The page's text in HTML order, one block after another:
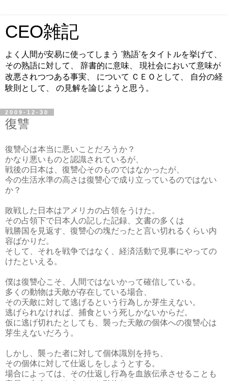
CEO雑記
よく人間が安易に使ってしまう '熟語'をタイトルを挙げて、
その熟語に対して、 辞書的に意味、 現社会において意味が
改悪されつつある事実、 について ＣＥＯとして、 自分の経
験則として、 の見解を論じようと思う。
2009-12-30
復讐
復讐心は本当に悪いことだろうか？
かなり悪いものと認識されているが、
戦後の日本は、復讐心そのものではなかったが、
今の生活水準の高さは復讐心で成り立っているのではない
か？
敗戦した日本はアメリカの占領をうけた。
その占領下で日本人の記した記録、文書の多くは
戦勝国を見返す、復讐心の塊だったと言い切れるくらい内
容ばかりだ。
そして、それを戦争ではなく、経済活動で見事にやっての
けたといえる。
僕は復讐心こそ、人間ではないかって確信している。
多くの動物は天敵が存在している場合、
その天敵に対して逃げるという行為しか芽生えない。
逃げられなければ、捕食という死しかないからだ。
仮に逃げ切れたとしても、襲った天敵の個体への復讐心は
芽生えないだろう。
しかし、襲った者に対して個体識別を持ち、
その個体に対して仕返しをしようとする。
場合によっては、その仕返し行為を血族伝承させることも